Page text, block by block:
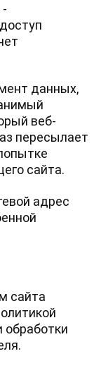
данных,
веб-
пересылает
сайта.
адрес
сайта
обработки